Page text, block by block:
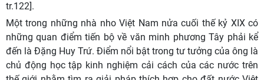
tr.122].
Một trong những nhà nho Việt Nam nửa cuối thế kỷ XIX có
những quan điểm tiến bộ về văn minh phương Tây phải kể
đến là Đặng Huy Trứ. Điểm nổi bật trong tư tưởng của ông là
chủ động học tập kinh nghiệm cải cách của các nước trên